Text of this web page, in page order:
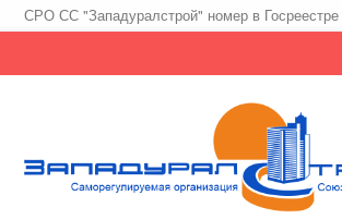
СРО СС "Западуралстрой" номер в Госреестре